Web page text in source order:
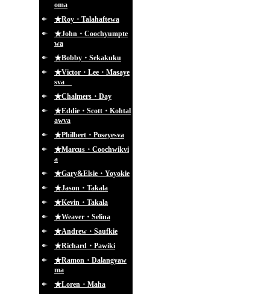
oma
★Roy・Talahaftewa
★John・Coochyumpte
wa
★Bobby・Sekakuku
★Victor・Lee・Masaye
sva
★Chalmers・Day
★Eddie・Scott・Kohtal
awva
★Philbert・Poseyesva
★Marcus・Coochwikvi
a
★Gary&Elsie・Yoyokie
★Jason・Takala
★Kevin・Takala
★Weaver・Selina
★Andrew・Saufkie
★Richard・Pawiki
★Ramon・Dalangyaw
ma
★Loren・Maha